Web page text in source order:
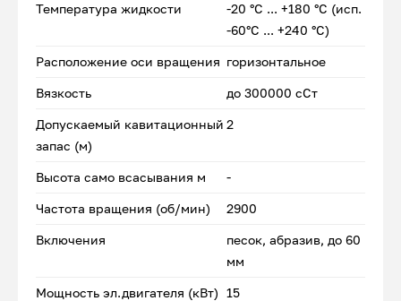
Температура жидкости
-20 °С ... +180 °С (исп.
-60°С ... +240 °С)
Расположение оси вращения горизонтальное
Вязкость до 300000 сСт
Допускаемый кавитационный
запас (м)
2
Высота само всасывания м -
Частота вращения (об/мин) 2900
Включения
песок, абразив, до 60
мм
Мощность эл.двигателя (кВт) 15